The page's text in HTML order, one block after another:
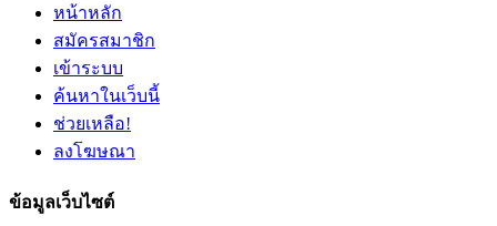
หน้าหลัก
สมัครสมาชิก
เข้าระบบ
ค้นหาในเว็บนี้
ช่วยเหลือ!
ลงโฆษณา
ข้อมูลเว็บไซต์